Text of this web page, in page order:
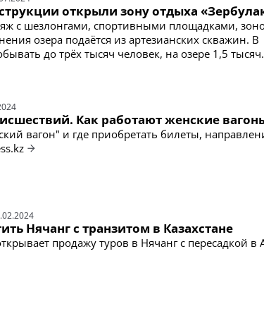
открыли зону отдыха
с шезлонгами, спортивными площадками,
озера подаётся из артезианских скважин. В
до трёх тысяч человек, на озере 1,5 тысяч.
Как работают женские
вагон" и где приобретать билеты,
Нячанг с транзитом в Казахстане
продажу туров в Нячанг с пересадкой в